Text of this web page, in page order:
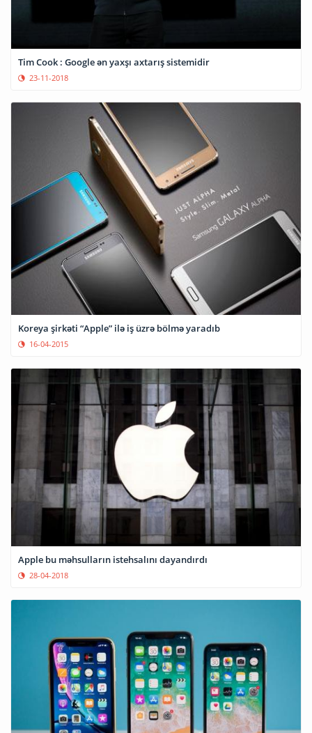
Tim Cook : Google ən yaxşı axtarış sistemidir
23-11-2018
Koreya şirkəti “Apple” ilə iş üzrə bölmə yaradıb
16-04-2015
Apple bu məhsulların istehsalını dayandırdı
28-04-2018